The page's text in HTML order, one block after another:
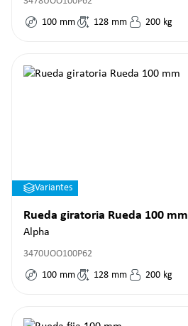
100 mm 128 mm 200 kg
Variantes
Rueda giratoria Rueda 100 mm
Alpha
3470UOO100P62
100 mm 128 mm 200 kg